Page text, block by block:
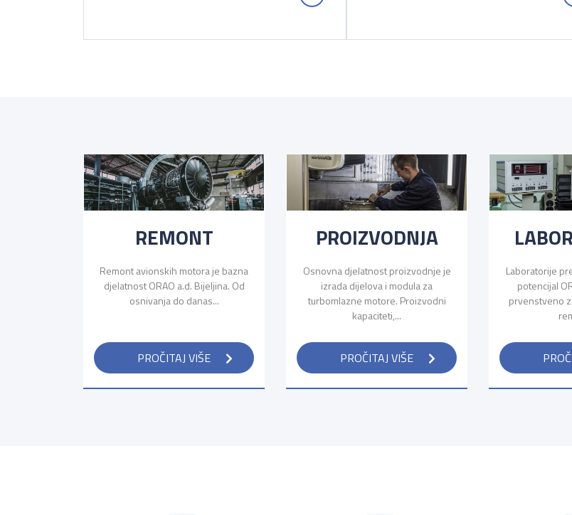
REMONT
Remont avionskih motora je bazna
djelatnost ORAO a.d. Bijeljina. Od
osnivanja do danas...
PROČITAJ VIŠE
PROIZVODNJA
Osnovna djelatnost proizvodnje je
izrada dijelova i modula za
turbomlazne motore. Proizvodni
kapaciteti,...
PROČITAJ VIŠE
Laboratorije
potencijal
prvenstveno